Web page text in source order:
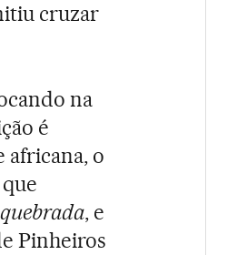
cruzar
na
é
africana, o
quebrada, e
Pinheiros